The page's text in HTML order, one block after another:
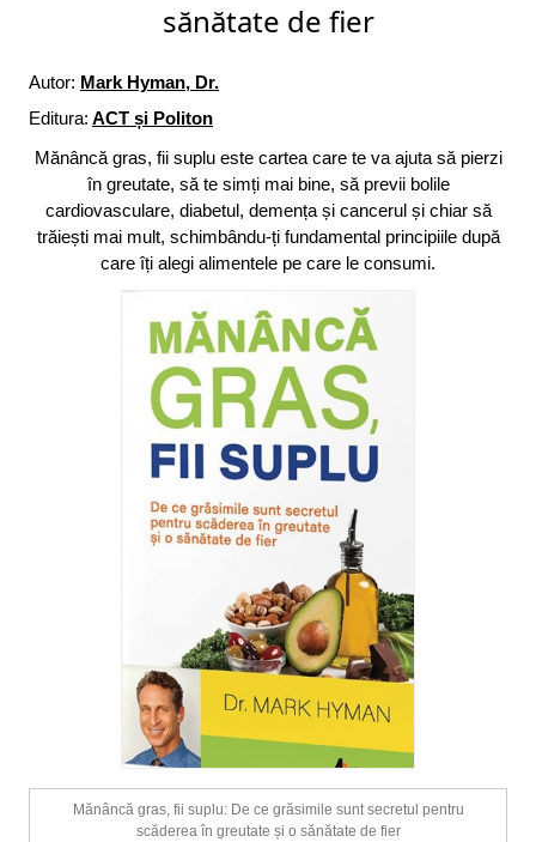
sănătate de fier
Autor: Mark Hyman, Dr.
Editura: ACT și Politon
Mănâncă gras, fii suplu este cartea care te va ajuta să pierzi
în greutate, să te simți mai bine, să previi bolile
cardiovasculare, diabetul, demența și cancerul și chiar să
trăiești mai mult, schimbându-ți fundamental principiile după
care îți alegi alimentele pe care le consumi.
Mănâncă gras, fii suplu: De ce grăsimile sunt secretul pentru
scăderea în greutate și o sănătate de fier